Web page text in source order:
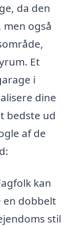
da den
også
Et
i
dine
bedste ud
af de
kan
en dobbelt
stil